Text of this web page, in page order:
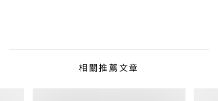
相關推薦文章